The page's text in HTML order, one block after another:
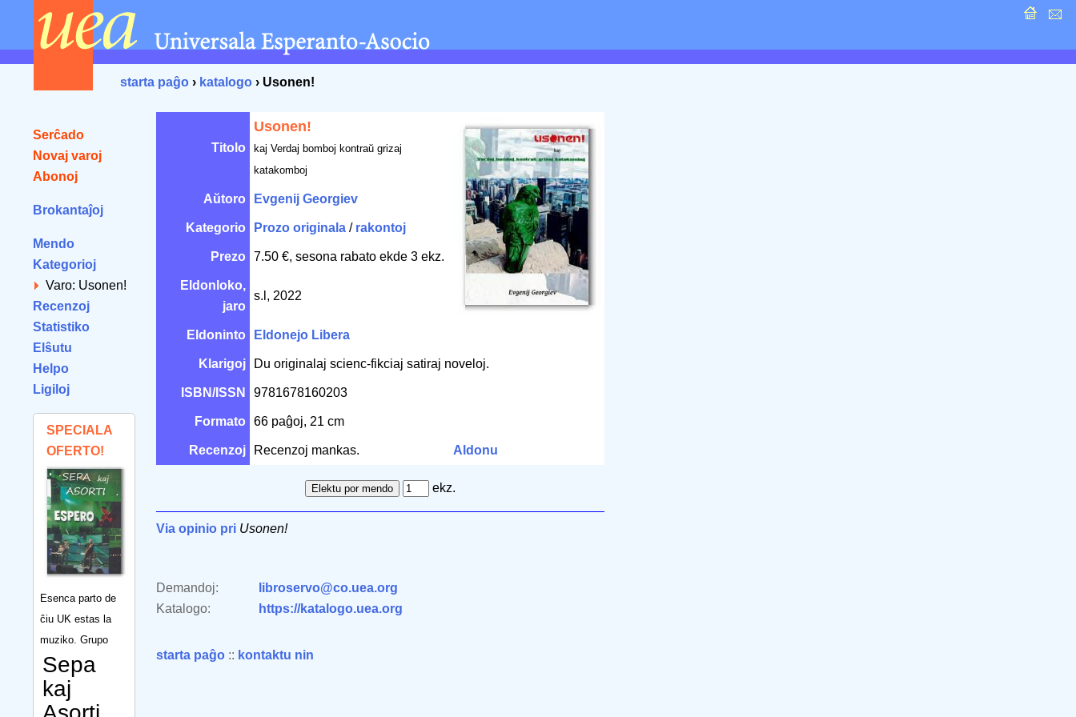
starta paĝo › katalogo › Usonen!
Serĉado
Novaj varoj
Abonoj
Brokantaĵoj
Mendo
Kategorioj
Varo: Usonen!
Recenzoj
Statistiko
Elŝutu
Helpo
Ligiloj
SPECIALA
OFERTO!
Esenca parto de
ĉiu UK estas la
muziko. Grupo
Sepa
kaj
Titolo
Usonen!
kaj Verdaj bomboj kontraŭ grizaj
katakomboj
Aŭtoro Evgenij Georgiev
Kategorio Prozo originala / rakontoj
Prezo 7.50 €, sesona rabato ekde 3 ekz.
Eldonloko,
jaro
s.l, 2022
Eldoninto Eldonejo Libera
Klarigoj Du originalaj scienc-fikciaj satiraj noveloj.
ISBN/ISSN 9781678160203
Formato 66 paĝoj, 21 cm
Recenzoj Recenzoj mankas. Aldonu
ekz.
Via opinio pri Usonen!
Demandoj:
libroservo@co.uea.org
Katalogo:
https://katalogo.uea.org
starta paĝo :: kontaktu nin